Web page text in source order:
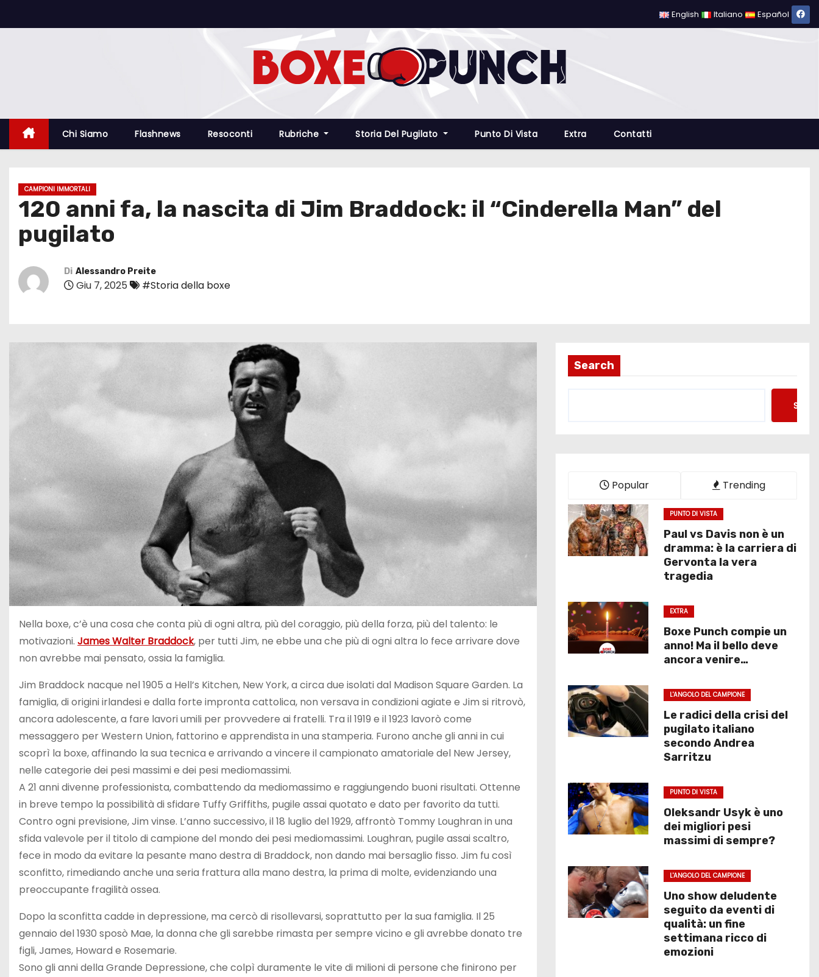
a
English Italiano Español
Chi Siamo Flashnews Resoconti Rubriche Storia Del Pugilato Punto Di Vista Extra Contatti
CAMPIONI IMMORTALI
120 anni fa, la nascita di Jim Braddock: il “Cinderella Man” del
pugilato
Di Alessandro Preite
Giu 7, 2025 #Storia della boxe
Nella boxe, c’è una cosa che conta più di ogni altra, più del coraggio, più della forza, più del talento: le
motivazioni. James Walter Braddock, per tutti Jim, ne ebbe una che più di ogni altra lo fece arrivare dove
non avrebbe mai pensato, ossia la famiglia.
Jim Braddock nacque nel 1905 a Hell’s Kitchen, New York, a circa due isolati dal Madison Square Garden. La
famiglia, di origini irlandesi e dalla forte impronta cattolica, non versava in condizioni agiate e Jim si ritrovò,
ancora adolescente, a fare lavori umili per provvedere ai fratelli. Tra il 1919 e il 1923 lavorò come
messaggero per Western Union, fattorino e apprendista in una stamperia. Furono anche gli anni in cui
scoprì la boxe, affinando la sua tecnica e arrivando a vincere il campionato amatoriale del New Jersey,
nelle categorie dei pesi massimi e dei pesi mediomassimi.
A 21 anni divenne professionista, combattendo da mediomassimo e raggiungendo buoni risultati. Ottenne
in breve tempo la possibilità di sfidare Tuffy Griffiths, pugile assai quotato e dato per favorito da tutti.
Contro ogni previsione, Jim vinse. L’anno successivo, il 18 luglio del 1929, affrontò Tommy Loughran in una
sfida valevole per il titolo di campione del mondo dei pesi mediomassimi. Loughran, pugile assai scaltro,
fece in modo da evitare la pesante mano destra di Braddock, non dando mai bersaglio fisso. Jim fu così
sconfitto, rimediando anche una seria frattura alla mano destra, la prima di molte, evidenziando una
preoccupante fragilità ossea.
Dopo la sconfitta cadde in depressione, ma cercò di risollevarsi, soprattutto per la sua famiglia. Il 25
gennaio del 1930 sposò Mae, la donna che gli sarebbe rimasta per sempre vicino e gli avrebbe donato tre
figli, James, Howard e Rosemarie.
Sono gli anni della Grande Depressione, che colpì duramente le vite di milioni di persone che finirono per
Search
Popular Trending
PUNTO DI VISTA
Paul vs Davis non è un
dramma: è la carriera di
Gervonta la vera
tragedia
EXTRA
Boxe Punch compie un
anno! Ma il bello deve
ancora venire…
L'ANGOLO DEL CAMPIONE
Le radici della crisi del
pugilato italiano
secondo Andrea
Sarritzu
PUNTO DI VISTA
Oleksandr Usyk è uno
dei migliori pesi
massimi di sempre?
L'ANGOLO DEL CAMPIONE
Uno show deludente
seguito da eventi di
qualità: un fine
settimana ricco di
emozioni